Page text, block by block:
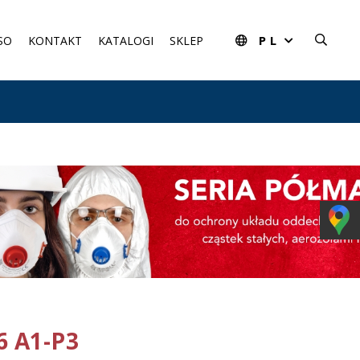
PL
KONTAKT KATALOGI SKLEP
A1-P3